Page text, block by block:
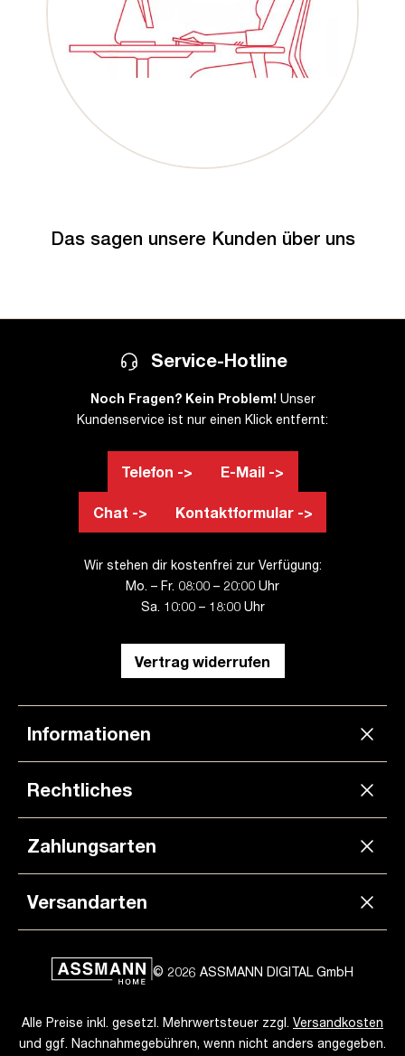
Das sagen unsere Kunden über uns
Service-Hotline
Noch Fragen? Kein Problem! Unser
Kundenservice ist nur einen Klick entfernt:
Telefon -> E-Mail ->
Chat -> Kontaktformular ->
Wir stehen dir kostenfrei zur Verfügung:
Mo. – Fr. 08:00 – 20:00 Uhr
Sa. 10:00 – 18:00 Uhr
Vertrag widerrufen
Informationen
Rechtliches
Zahlungsarten
Versandarten
© 2026 ASSMANN DIGITAL GmbH
Alle Preise inkl. gesetzl. Mehrwertsteuer zzgl. Versandkosten
und ggf. Nachnahmegebühren, wenn nicht anders angegeben.